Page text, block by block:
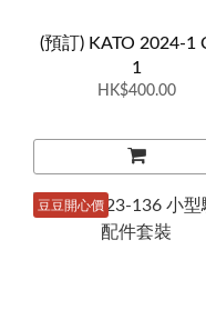
(預訂) KATO 2024-1
1
HK$400.00
豆豆開心價